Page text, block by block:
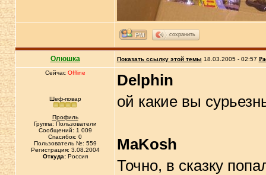
сохранить
Олюшка Показать ссылку этой темы 18.03.2005 - 02:57
Сейчас Offline
Шеф-повар
Профиль
Группа: Пользователи
Сообщений: 1 009
Спасибок: 0
Пользователь №: 559
Регистрация: 3.08.2004
Откуда:Россия
Delphin
ой какие вы
MaKosh
Точно, в сказку